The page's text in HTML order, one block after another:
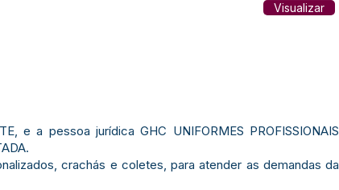
Visualizar
e a pessoa jurídica GHC UNIFORMES PROFISSIONAIS
crachás e coletes, para atender as demandas da